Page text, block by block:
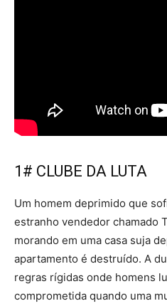
1# CLUBE DA LUTA
Um homem deprimido que
estranho vendedor chamado
morando em uma casa suja
apartamento é destruído. A
regras rígidas onde homens
comprometida quando uma